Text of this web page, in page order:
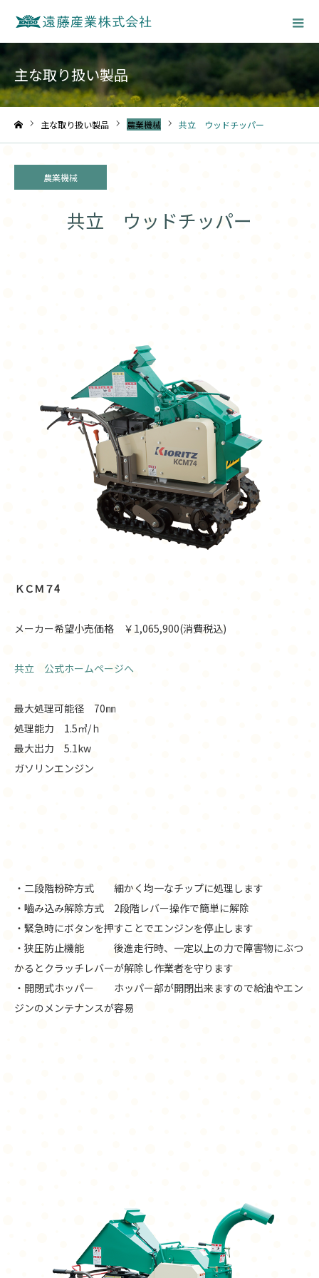
主な取り扱い製品
主な取り扱い製品 農業機械 共立 ウッドチッパー
農業機械
共立 ウッドチッパー
ＫＣＭ７4
メーカー希望小売価格 ￥1,065,900(消費税込)
共立 公式ホームページへ
最大処理可能径 70㎜
処理能力 1.5㎥/ｈ
最大出力 5.1kw
ガソリンエンジン
・二段階粉砕方式 細かく均一なチップに処理します
・嚙み込み解除方式 2段階レバー操作で簡単に解除
・緊急時にボタンを押すことでエンジンを停止します
・狭圧防止機能 後進走行時、一定以上の力で障害物にぶつ
かるとクラッチレバーが解除し作業者を守ります
・開閉式ホッパー ホッパー部が開閉出来ますので給油やエン
ジンのメンテナンスが容易